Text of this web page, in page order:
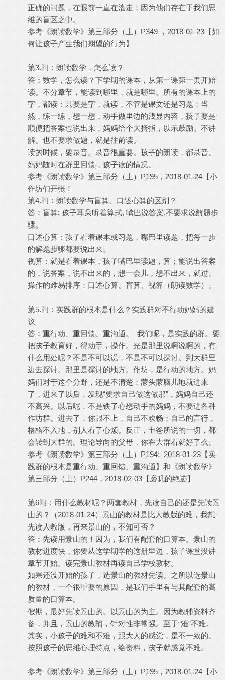
正确的问题，在眼前一直在溜走：因为他们存在于我们思
维的盲区之中。
参考《朗读数学》第三部分（上）P349 ，2018-01-23【如
何让孩子产生我们期望的行为】
第3.问：朗读数学，怎么读？
答：数学，怎么读？下学期的课本，从第一课第一页开始
读。不分章节，能读到哪里，就是哪里。所有的课本上的
字，都读：只要是字，就读，不管是课文还是习题；当
然，练一练，想一想，动手做里边的浅显内容，孩子要是
顺便把答案也说出来，妈妈给个大拇指，以示鼓励。不讲
解。也不要求做题，就是往前读。
读的时候，要录音。录音很重要。孩子的朗读，都录音。
妈妈随时在群里回馈，孩子读的情况。
参考《朗读数学》第三部分（上）P195，2018-01-24【小
作坊们开张！
第4.问：朗读数学与盲算、口述心算的区别？
答：盲算: 孩子耳朵听着算式, 嘴巴说答案,不要求说解题步
骤。
口述心算：孩子看着课本或习题，嘴巴里读题，把每一步
的解题步骤都要说出来。
视算：就是看着课本，孩子嘴巴里读题，算；能说出答案
的，说答案，说不出来的，想一会儿，想不出来，就过。
操作的难易排序：口述心算、盲算、视算（朗读数学）。
第5.问：实践群的根本是什么？实践群对不行动妈妈的建
议
答：重行动、重回馈、重沟通。 我们呢，是实践的群。要
把孩子教育好，得动手，操作。光是那里说啊说啊的，有
什么用处呢？不是不可以说，不是不可以探讨。到大群里
边去探讨。那里是探讨的地方。作坊，是行动的地方。妈
妈们对于这个分野，还是不清楚：蒙头蒙脑儿地就进来
了，进来了以后，发现“要求自己做这做那”，妈妈自己还
不高兴。以后呢，不是铁了心想动手的妈妈，不要进各种
作坊群。进去了，你跟不上，自己不欢畅；自己的言行，
格格不入地，别人看了心烦。反正，申爸所说的一切，都
会转到大群的。理论导向的父母，你在大群看就好了么。
参考《朗读数学》第三部分（上）P194: 2018-01-23【实
践群的根本是重行动、重回馈、重沟通】和《朗读数学》
第三部分（上）P244，2018-02-03【磨叽的绝迹】
第6问：用什么教材呢？两套教材，先读自己的还是先读景
山的？（2018-01-24）景山的教材是比人教版的难，我想
先读人教版，再来景山的，不知可否？
答：先读用景山的！因为，我们有配套的口算本。景山的
教材进度快，你要从这学期学的这册里边，孩子课堂没讲
章节开始。读完景山教材再读自己学校教材。
如果还没开始的孩子，选景山的教材先读。之所以选景山
的教材，一个很重要的原因，是我们手里有与其配套的高
质量的口算本。
假期，最好先读景山的。以景山的为主。因为教辅资料齐
备，并且，景山的教辅，针对性非常强。至于“难”不难。
其实，小孩子的难和不难，跟大人的感觉，是不一致的。
按照孩子的思维心理特点，给资料，孩子就感觉不难。
参考《朗读数学》第三部分（上）P195，2018-01-24【小